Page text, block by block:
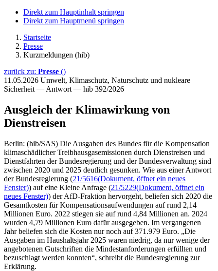
Direkt zum Hauptinhalt springen
Direkt zum Hauptmenü springen
Startseite
Presse
Kurzmeldungen (hib)
zurück zu: Presse ()
11.05.2026 Umwelt, Klimaschutz, Naturschutz und nukleare
Sicherheit — Antwort — hib 392/2026
Ausgleich der Klimawirkung von
Dienstreisen
Berlin: (hib/SAS) Die Ausgaben des Bundes für die Kompensation
klimaschädlicher Treibhausgasemissionen durch Dienstreisen und
Dienstfahrten der Bundesregierung und der Bundesverwaltung sind
zwischen 2020 und 2025 deutlich gesunken. Wie aus einer Antwort
der Bundesregierung (21/5616(Dokument, öffnet ein neues
Fenster)) auf eine Kleine Anfrage (21/5229(Dokument, öffnet ein
neues Fenster)) der AfD-Fraktion hervorgeht, beliefen sich 2020 die
Gesamtkosten für Kompensationsaufwendungen auf rund 2,14
Millionen Euro. 2022 stiegen sie auf rund 4,84 Millionen an. 2024
wurden 4,79 Millionen Euro dafür ausgegeben. Im vergangenen
Jahr beliefen sich die Kosten nur noch auf 371.979 Euro. „Die
Ausgaben im Haushaltsjahr 2025 waren niedrig, da nur wenige der
angebotenen Gutschriften die Mindestanforderungen erfüllten und
bezuschlagt werden konnten“, schreibt die Bundesregierung zur
Erklärung.